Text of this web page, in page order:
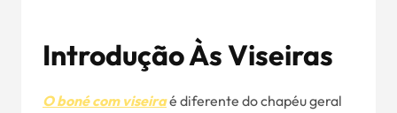
Introdução Às Viseiras
O boné com viseiraé diferente do chapéu geral